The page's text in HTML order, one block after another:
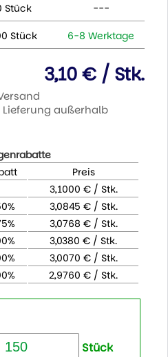
Stück ---
Stück 6-8 Werktage
3,10 € / Stk.
Lieferung außerhalb
Preis
3,1000 € / Stk.
3,0845 € / Stk.
3,0768 € / Stk.
3,0380 € / Stk.
3,0070 € / Stk.
2,9760 € / Stk.
Stück